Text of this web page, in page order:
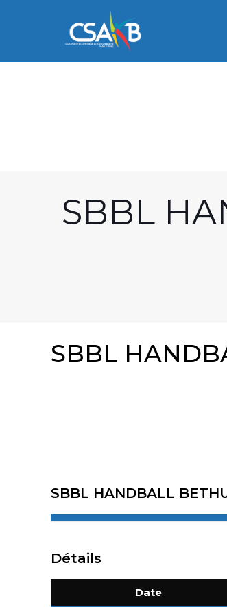
SBBL
SBBL
SBBL HANDBALL
Détails
Date